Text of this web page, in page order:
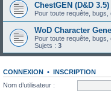
ChestGEN (D&D 3.5)
Pour toute requête,
WoD Character
Pour toute requête,
Sujets : 3
CONNEXION • INSCRIPTION
Nom d’utilisateur :